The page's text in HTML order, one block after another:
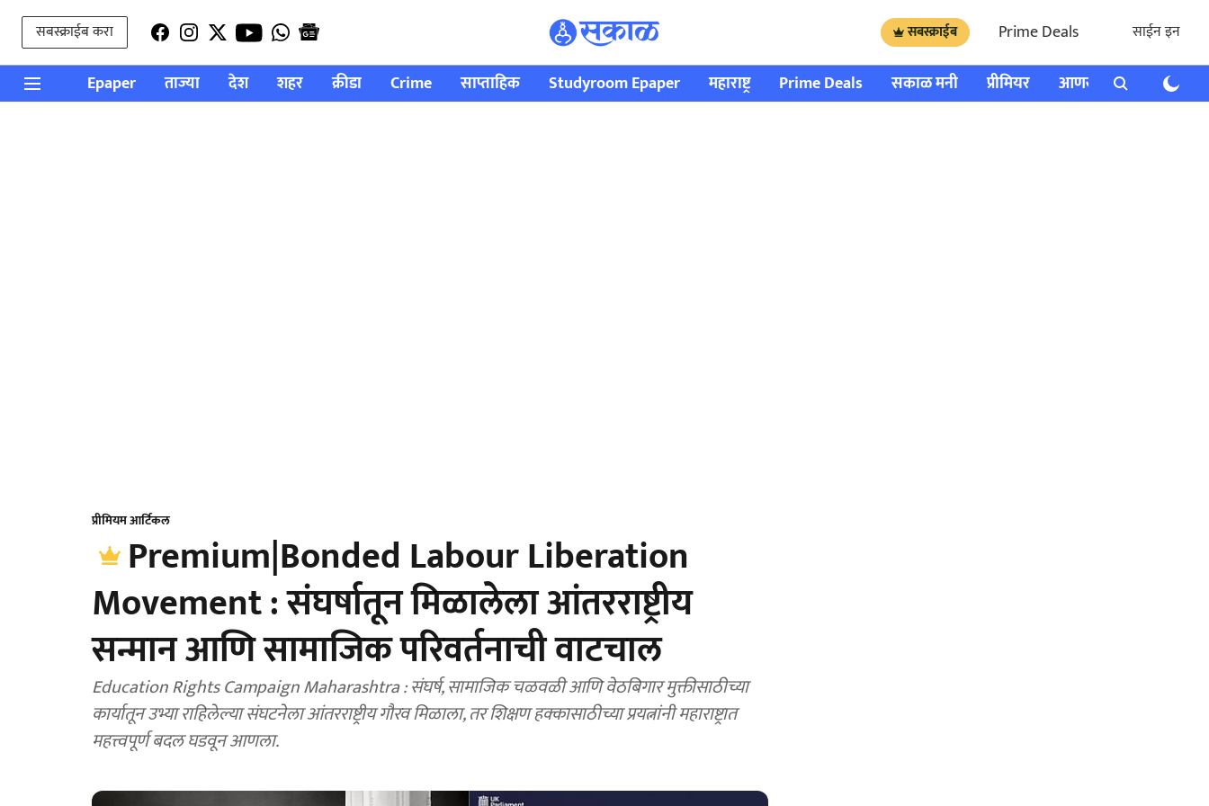
सबस्क्राईब करा सबस्क्राईब Prime Deals साईन इन
Epaper ताज्या देश शहर क्रीडा Crime साप्ताहिक Studyroom Epaper महाराष्ट्र Prime Deals सकाळ मनी प्रीमियर आणखी राशी भविष्य
प्रीमियम आर्टिकल
Premium|Bonded Labour Liberation
Movement : संघर्षातून मिळालेला आंतरराष्ट्रीय
सन्मान आणि सामाजिक परिवर्तनाची वाटचाल
Education Rights Campaign Maharashtra : संघर्ष, सामाजिक चळवळी आणि वेठबिगार मुक्तीसाठीच्या
कार्यातून उभ्या राहिलेल्या संघटनेला आंतरराष्ट्रीय गौरव मिळाला, तर शिक्षण हक्कासाठीच्या प्रयत्नांनी महाराष्ट्रात
महत्त्वपूर्ण बदल घडवून आणला.